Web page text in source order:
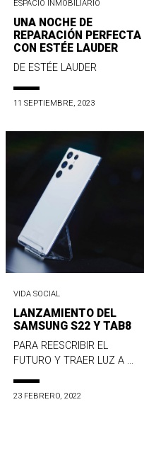
ESPACIO INMOBILIARIO
UNA NOCHE DE
REPARACIÓN PERFECTA
CON ESTÉE LAUDER
DE ESTÉE LAUDER
11 SEPTIEMBRE, 2023
VIDA SOCIAL
LANZAMIENTO DEL
SAMSUNG S22 Y TAB8
PARA REESCRIBIR EL
FUTURO Y TRAER LUZ A ...
23 FEBRERO, 2022